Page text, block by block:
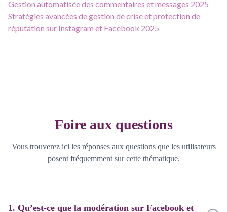
Gestion automatisée des commentaires et messages 2025
Stratégies avancées de gestion de crise et protection de
réputation sur Instagram et Facebook 2025
Foire aux questions
Vous trouverez ici les réponses aux questions que les utilisateurs
posent fréquemment sur cette thématique.
1. Qu’est-ce que la modération sur Facebook et